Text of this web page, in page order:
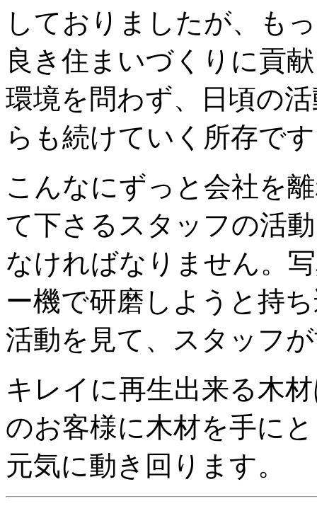
しておりましたが、も
良き住まいづくりに貢
環境を問わず、日頃の
らも続けていく所存で
こんなにずっと会社を
て下さるスタッフの活
なければなりません。
ー機で研磨しようと持
活動を見て、スタッフ
キレイに再生出来る木
のお客様に木材を手に
元気に動き回ります。